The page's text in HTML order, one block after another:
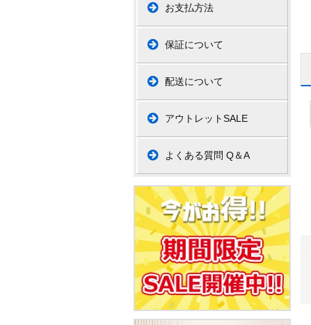
お支払方法
保証について
配送について
アウトレットSALE
よくある質問 Q＆A